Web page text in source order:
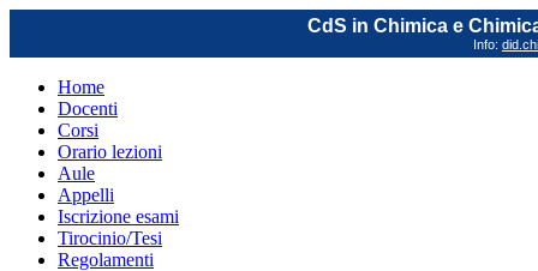
CdS in Chimica e
Info:
Home
Docenti
Corsi
Orario lezioni
Aule
Appelli
Iscrizione esami
Tirocinio/Tesi
Regolamenti